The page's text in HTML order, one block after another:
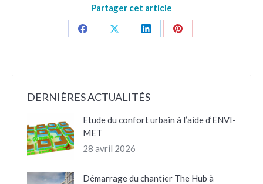
Partager cet article
PartagerPartagerPartagerPartager
DERNIÈRES ACTUALITÉS
Etude du confort urbain à l’aide d’ENVI-
MET
28 avril 2026
Démarrage du chantier The Hub à